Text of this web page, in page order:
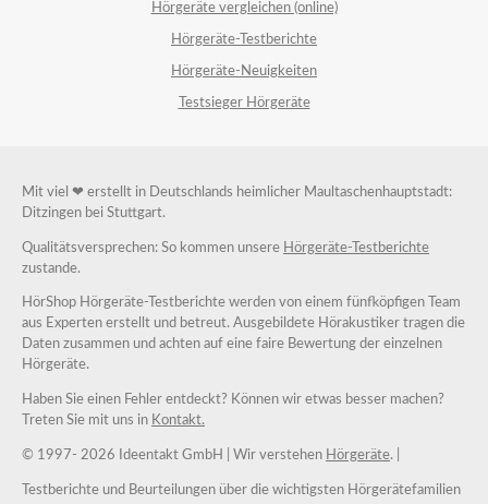
Hörgeräte vergleichen (online)
Hörgeräte-Testberichte
Hörgeräte-Neuigkeiten
Testsieger Hörgeräte
Mit viel ❤ erstellt in Deutschlands heimlicher Maultaschenhauptstadt:
Ditzingen bei Stuttgart.
Qualitätsversprechen: So kommen unsere Hörgeräte-Testberichte
zustande.
HörShop Hörgeräte-Testberichte werden von einem fünfköpfigen Team
aus Experten erstellt und betreut. Ausgebildete Hörakustiker tragen die
Daten zusammen und achten auf eine faire Bewertung der einzelnen
Hörgeräte.
Haben Sie einen Fehler entdeckt? Können wir etwas besser machen?
Treten Sie mit uns in Kontakt.
© 1997- 2026 Ideentakt GmbH | Wir verstehen Hörgeräte. |
Testberichte und Beurteilungen über die wichtigsten Hörgerätefamilien